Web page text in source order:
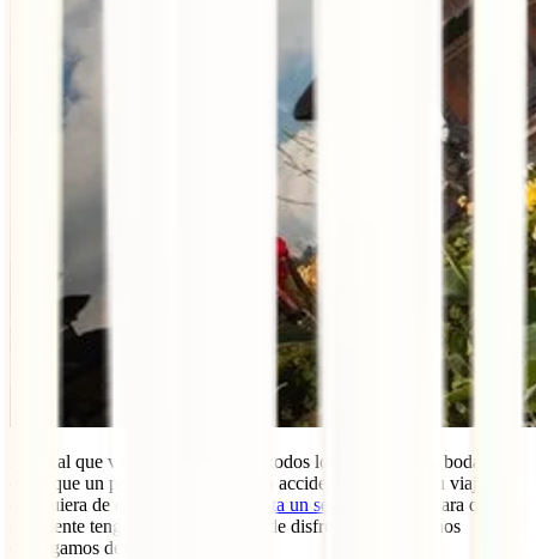
Al igual que vas a tener en cuenta todos los detalles de tu boda, no
dejes que un percance médico o un accidente te fastidie tu viaje a
cualquiera de estos lugares.
Contrata un seguro de viaje
para que
solamente tengas que preocuparte de disfrutar. Nosotros nos
encargamos del resto.